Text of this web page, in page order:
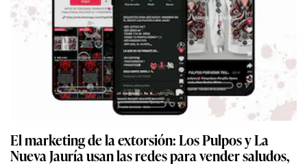
El marketing de la extorsión: Los Pulpos y La
Nueva Jauría usan las redes para vender saludos,